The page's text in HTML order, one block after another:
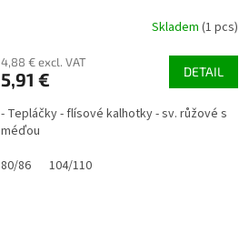
Skladem (1 pcs)
4,88 € excl. VAT
5,91 € DETAIL
- Tepláčky - flísové kalhotky - sv. růžové s
méďou
80/86
104/110